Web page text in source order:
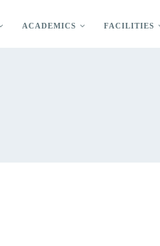
ACADEMICS FACILITIES